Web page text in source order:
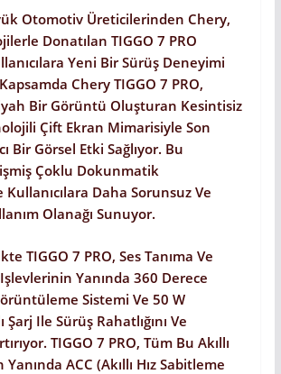
Otomotiv Üreticilerinden Chery,
Donatılan TIGGO 7 PRO
Yeni Bir Sürüş Deneyimi
Chery TIGGO 7 PRO,
Bir Görüntü Oluşturan Kesintisiz
Çift Ekran Mimarisiyle Son
Bir Görsel Etki Sağlıyor. Bu
Çoklu Dokunmatik
Daha Sorunsuz Ve
Olanağı Sunuyor.
TIGGO 7 PRO, Ses Tanıma Ve
Yanında 360 Derece
Sistemi Ve 50 W
Şarj Ile Sürüş Rahatlığını Ve
TIGGO 7 PRO, Tüm Bu Akıllı
ACC (Akıllı Hız Sabitleme